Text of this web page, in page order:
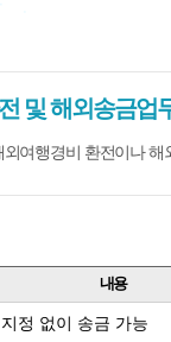
및 해외송금업
여행경비 환전이나
내용
정 없이 송금 가능